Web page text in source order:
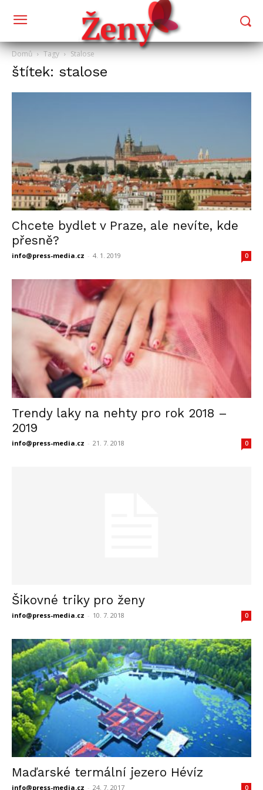
Domů Tagy Stalose
štítek: stalose
Chcete bydlet v Praze, ale nevíte, kde
přesně?
info@press-media.cz - 4. 1. 2019 0
Trendy laky na nehty pro rok 2018 –
2019
info@press-media.cz - 21. 7. 2018 0
Šikovné triky pro ženy
info@press-media.cz - 10. 7. 2018 0
Maďarské termální jezero Hévíz
info@press-media.cz - 24. 7. 2017 0